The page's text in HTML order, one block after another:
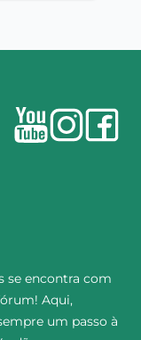
se encontra com
Aqui,
um passo à